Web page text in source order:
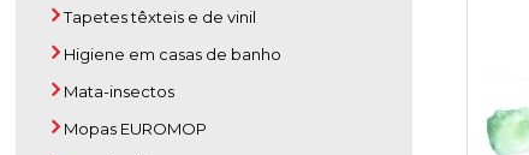
Tapetes têxteis e de vinil
Higiene em casas de banho
Mata-insectos
Mopas EUROMOP